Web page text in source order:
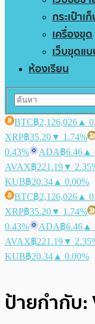
กระเป๋าเ
เครื่องขุด
เว็บขุดแ
ห้องเรียน
BTC฿2,126,026 ▲
XRP฿35.20▼ 1.74%
0.43%
ADA฿6.46 ▲
AVAX฿221.19▼
KUB฿20.34 ▲ 0.00%
BTC฿2,126,026 ▲
XRP฿35.20▼ 1.74%
0.43%
ADA฿6.46 ▲
AVAX฿221.19▼
KUB฿20.34 ▲ 0.00%
ป้ายกำกับ: